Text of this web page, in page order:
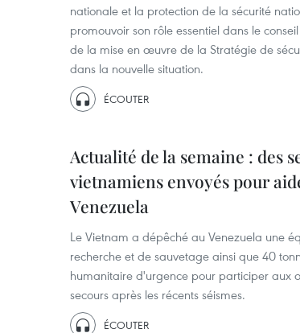
nationale et la protection de la sécurité
promouvoir son rôle essentiel dans le
de la mise en œuvre de la Stratégie de
dans la nouvelle situation.
ÉCOUTER
Actualité de la semaine : des
vietnamiens envoyés pour
Venezuela
Le Vietnam a dépêché au Venezuela une
recherche et de sauvetage ainsi que 40
humanitaire d'urgence pour participer aux
secours après les récents séismes.
ÉCOUTER